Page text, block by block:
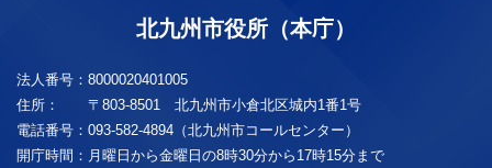
北九州市役所（本庁）
法人番号： 8000020401005
住所：
〒803-8501 北九州市小倉北区城内1番1号
電話番号： 093-582-4894（北九州市コールセンター）
開庁時間： 月曜日から金曜日の8時30分から17時15分まで